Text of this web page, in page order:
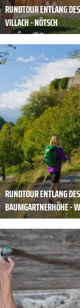
RUNDTOUR ENTLANG
VILLACH - NÖTSCH
RUNDTOUR ENTLANG
BAUMGARTNERHÖHE -